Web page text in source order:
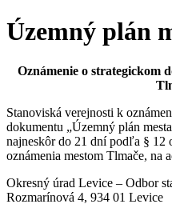
Územný plán
Oznámenie o strategickom
Stanoviská verejnosti k
dokumentu „Územný plán
najneskôr do 21 dní podľa § 12
oznámenia mestom Tlmače, na
Okresný úrad Levice – Odbor
Rozmarínová 4, 934 01 Levice